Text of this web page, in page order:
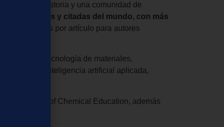
años de historia y una comunidad de
influyentes y citadas del mundo, con más
de citaciones por artículo para autores
ciencia y tecnología de materiales,
e inteligencia artificial aplicada,
y el Journal of Chemical Education, además